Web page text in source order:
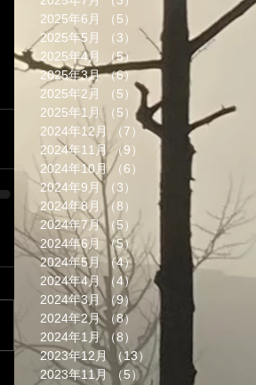
2025年6月
（5）
5件の記事
2025年5月
（3）
3件の記事
2025年4月
（5）
5件の記事
2025年3月 （6）6件の記事
2025年2月
（5） 5件の記事
2025年1月
（5）5件の記事
2024年12月
（7）7件の記事
2024年11月 （9）
9件の記事
2024年10月 （6）
6件の記事
2024年9月 （3）
3件の記事
2024年8月 （8）
8件の記事
2024年7月 （5）5件の記事
2024年6月
（5）
5件の記事
2024年5月 （4）4件の記事
2024年4月 （4）
4件の記事
2024年3月 （9）9件の記事
2024年2月 （8）
8件の記事
2024年1月 （8）
8件の記事
2023年12月
（13） 13件の記事
2023年11月
（5）5件の記事